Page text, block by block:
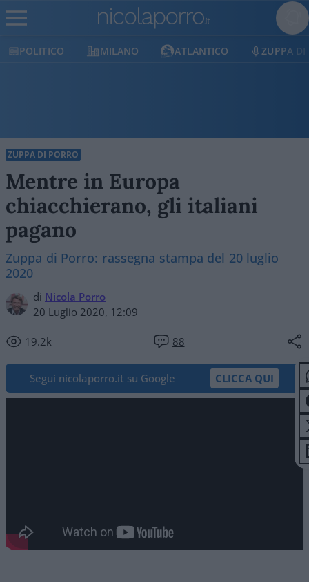
POLITICO MILANO ATLANTICO ZUPPA DI
ZUPPA DI PORRO
Mentre in Europa
chiacchierano, gli italiani
pagano
Zuppa di Porro: rassegna stampa del 20 luglio
2020
di Nicola Porro
20 Luglio 2020, 12:09
19.2k 88
Segui nicolaporro.it su Google CLICCA QUI